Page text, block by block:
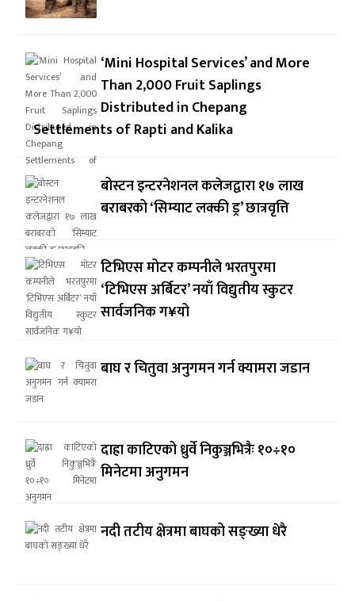
‘Mini Hospital Services’ and More
Than 2,000 Fruit Saplings
Distributed in Chepang
Settlements of Rapti and Kalika
बोस्टन इन्टरनेशनल कलेजद्वारा १७ लाख
बराबरको ‘सिम्याट लक्की ड्र’ छात्रवृत्ति
टिभिएस मोटर कम्पनीले भरतपुरमा
‘टिभिएस अर्बिटर’ नयाँ विद्युतीय स्कुटर
सार्वजनिक ग¥यो
बाघ र चितुवा अनुगमन गर्न क्यामरा जडान
दाह्रा काटिएको ध्रुर्वे निकुञ्जभित्रैः १०÷१०
मिनेटमा अनुगमन
नदी तटीय क्षेत्रमा बाघको सङ्ख्या धेरै